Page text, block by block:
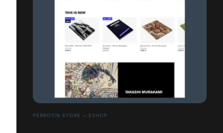
PERROTIN STORE — ESHOP